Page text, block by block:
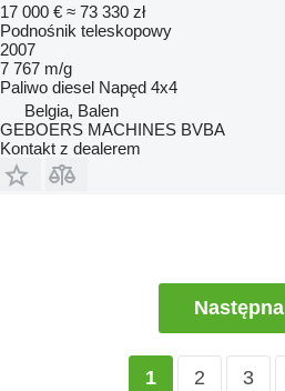
17 000 € ≈ 73 330 zł
Podnośnik teleskopowy
2007
7 767 m/g
Paliwo diesel Napęd 4x4
Belgia, Balen
GEBOERS MACHINES BVBA
Kontakt z dealerem
Następna
1 2 3